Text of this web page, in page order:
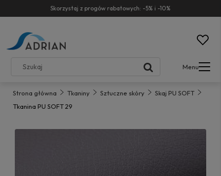
Skorzystaj z progów rabatowych: -5% i -10%
Menu
Strona główna Tkaniny Sztuczne skóry
Skaj PU SOFT
Tkanina PU SOFT 29